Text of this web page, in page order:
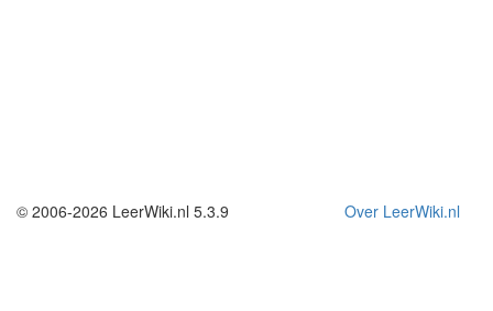
Over LeerWiki.nl
© 2006-2026 LeerWiki.nl 5.3.9